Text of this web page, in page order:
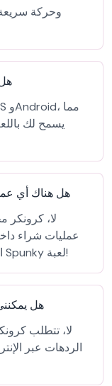
وحركة سريعة
يسمح لك
هل هناك أي
لا، كرونكر
عمليات شراء
الكاملة دون إنفاق سنت واحد على Spunky لعبة!
هل
لا، تتطلب
الردهات عبر